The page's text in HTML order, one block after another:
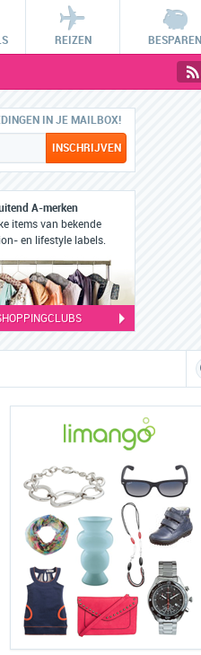
REIZEN BESPAREN
IN JE MAILBOX!
A-merken
items van bekende
en lifestyle labels.